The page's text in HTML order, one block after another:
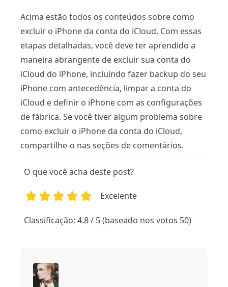
Acima estão todos os conteúdos sobre como
excluir o iPhone da conta do iCloud. Com essas
etapas detalhadas, você deve ter aprendido a
maneira abrangente de excluir sua conta do
iCloud do iPhone, incluindo fazer backup do seu
iPhone com antecedência, limpar a conta do
iCloud e definir o iPhone com as configurações
de fábrica. Se você tiver algum problema sobre
como excluir o iPhone da conta do iCloud,
compartilhe-o nas seções de comentários.
O que você acha deste post?
Excelente
Classificação: 4.8 / 5 (baseado nos votos 50)